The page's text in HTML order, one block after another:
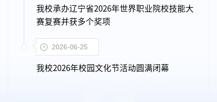
我校承办辽宁省2026年世界职业院校技能大
赛复赛并获多个奖项
2026-06-25
我校2026年校园文化节活动圆满闭幕